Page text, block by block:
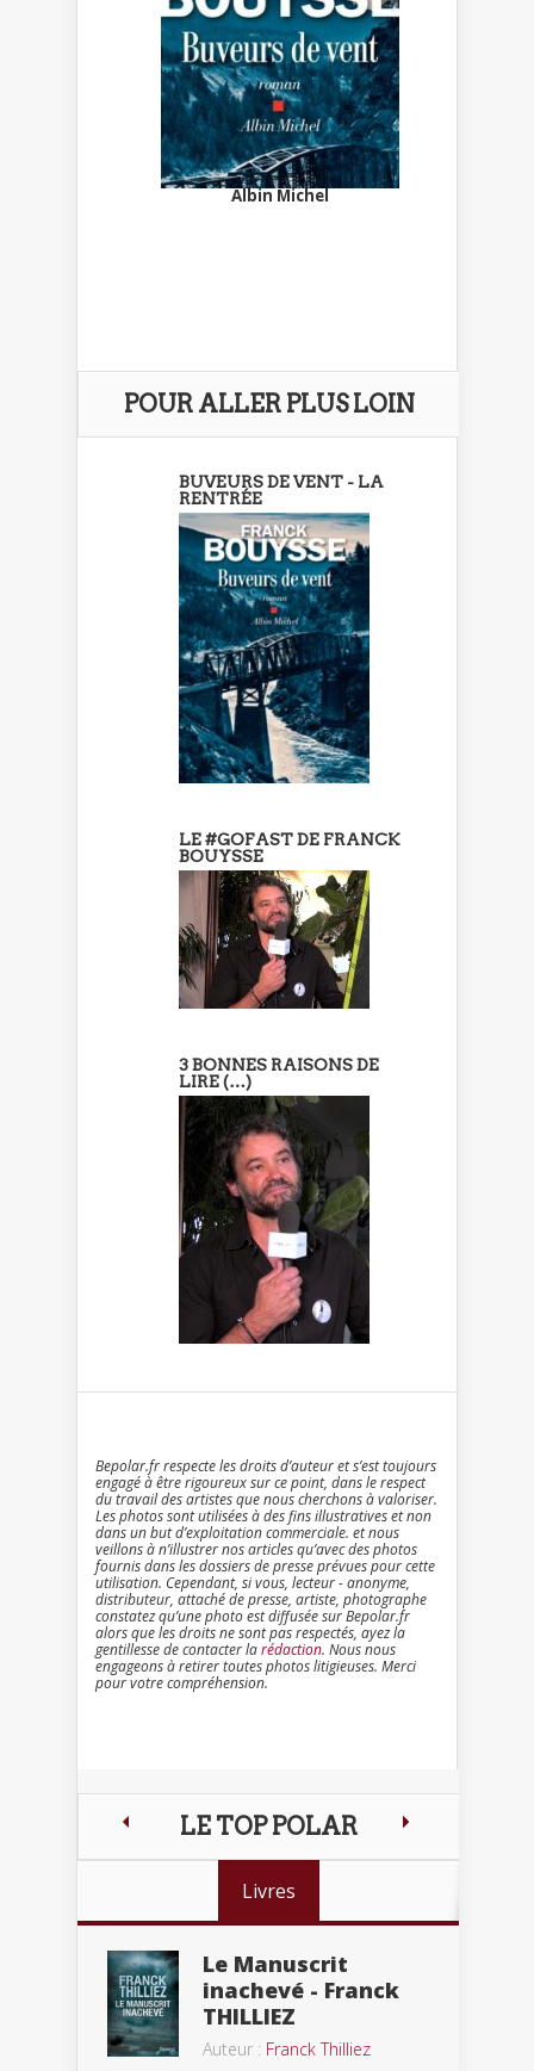
Albin Michel
POUR ALLER PLUS LOIN
BUVEURS DE VENT - LA
RENTRÉE
LE #GOFAST DE FRANCK
BOUYSSE
3 BONNES RAISONS DE
LIRE (…)
Bepolar.fr respecte les droits d’auteur et s’est toujours
engagé à être rigoureux sur ce point, dans le respect
du travail des artistes que nous cherchons à valoriser.
Les photos sont utilisées à des fins illustratives et non
dans un but d’exploitation commerciale. et nous
veillons à n’illustrer nos articles qu’avec des photos
fournis dans les dossiers de presse prévues pour cette
utilisation. Cependant, si vous, lecteur - anonyme,
distributeur, attaché de presse, artiste, photographe
constatez qu’une photo est diffusée sur Bepolar.fr
alors que les droits ne sont pas respectés, ayez la
gentillesse de contacter larédaction. Nous nous
engageons à retirer toutes photos litigieuses. Merci
pour votre compréhension.
LE TOP POLAR
Livres
Le Manuscrit
inachevé - Franck
THILLIEZ
Auteur : Franck Thilliez